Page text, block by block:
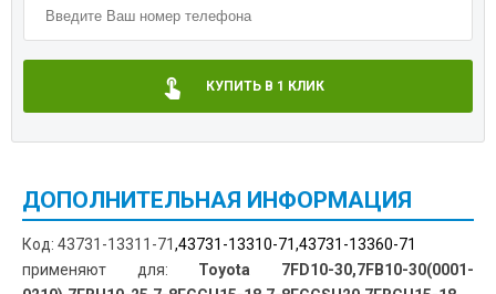
КУПИТЬ В 1 КЛИК
ДОПОЛНИТЕЛЬНАЯ ИНФОРМАЦИЯ
Код: 43731-13311-71,43731-13310-71,43731-13360-71
применяют для: Toyota 7FD10-30,7FB10-30(0001-